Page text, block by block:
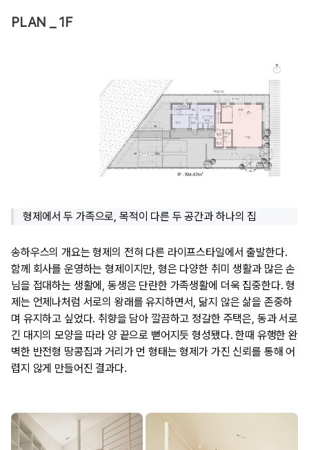
PLAN _ 1F
형제에서 두 가족으로, 목적이 다른 두 공간과 하나의 집
송하우스의 개요는 형제의 전혀 다른 라이프스타일에서 출발한다.
함께 회사를 운영하는 형제이지만, 형은 다양한 취미 생활과 많은 손
님을 접대하는 생활에, 동생은 단란한 가족생활에 더욱 집중한다. 형
제는 언제나처럼 서로의 왕래를 유지하면서, 닮지 않은 삶을 존중하
며 유지하고 싶었다. 취향을 담아 깔끔하고 정갈한 주택은, 동과 서로
긴 대지의 모양을 따라 양 끝으로 뻗어지듯 형성됐다. 한때 유행한 완
벽한 반전형 땅콩집과 거리가 먼 형태는 형제가 가진 신뢰를 통해 어
렵지 않게 만들어진 결과다.